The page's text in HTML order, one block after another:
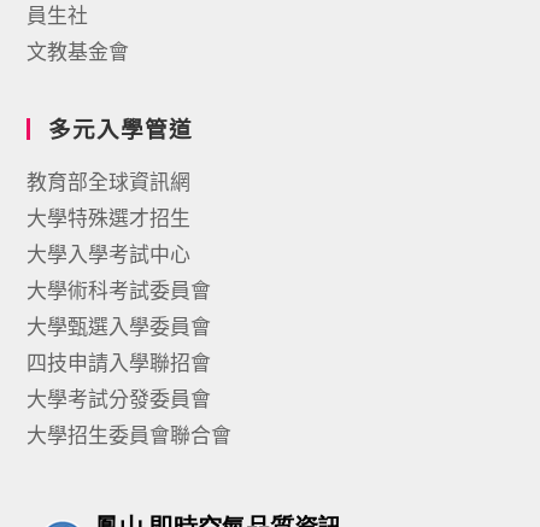
員生社
文教基金會
多元入學管道
教育部全球資訊網
大學特殊選才招生
大學入學考試中心
大學術科考試委員會
大學甄選入學委員會
四技申請入學聯招會
大學考試分發委員會
大學招生委員會聯合會